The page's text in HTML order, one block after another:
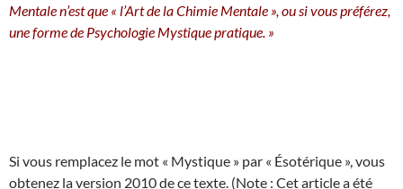
Mentale n’est que « l’Art de la Chimie Mentale », ou si vous préférez,
une forme de Psychologie Mystique pratique. »
Si vous remplacez le mot « Mystique » par « Ésotérique », vous
obtenez la version 2010 de ce texte. (Note : Cet article a été